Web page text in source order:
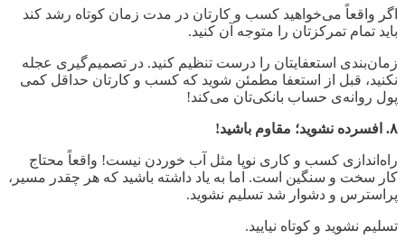
اگر واقعاً میخواهید کسب و کارتان در مدت زمان کوتاه رشد کند
باید تمام تمرکزتان را متوجه آن کنید.
زمانبندی استعفایتان را درست تنظیم کنید. در تصمیمگیری عجله
نکنید، قبل از استعفا مطمئن شوید که کسب و کارتان حداقل کمی
پول روانهی حساب بانکیتان میکند!
۸. افسرده نشوید؛ مقاوم باشید!
راه اندازی کسب و کاری نوپا مثل آب خوردن نیست! واقعاً محتاج
کار سخت و سنگین است. اما به یاد داشته باشید که هر چقدر مسیر،
پراسترس و دشوار شد تسلیم نشوید.
تسلیم نشوید و کوتاه نیایید.